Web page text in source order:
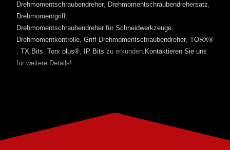
Drehmomentschraubendreher, Drehmomentschraubendrehersatz,
Drehmomentgriff,
Drehmomentschraubendreher für Schneidwerkzeuge,
Drehmomentkontrolle, Griff Drehmomentschraubendreher, TORX®
, TX Bits, Torx plus®, IP Bits zu erkunden. Kontaktieren Sie uns
für weitere Details!